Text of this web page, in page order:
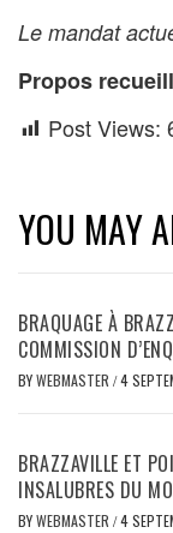
Le mandat
Propos
Post Views:
YOU MAY
BRAQUAGE À
COMMISSION
BYWEBMASTER /4
BRAZZAVILLE ET
INSALUBRES DU
BYWEBMASTER /4